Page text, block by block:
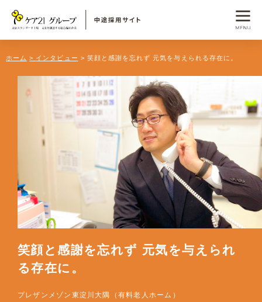
ホーム インタビュー 笑顔と感謝を忘れず 元気を与えられる存在に。
笑顔と感謝を忘れず 元気を与えられ
る存在に。
プレザンメゾン東淀川大隅（有料老人ホーム）